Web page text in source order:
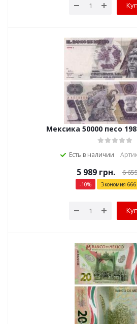
Мексика 50000 песо
Есть в наличии
5 989 грн. 6
-10% Экономия 666